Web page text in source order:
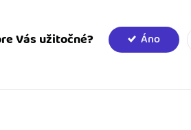
Vás užitočné? Áno